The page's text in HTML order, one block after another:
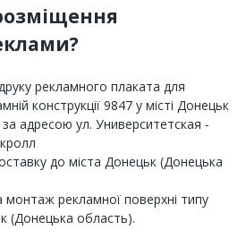
рекламного плаката для
конструкції 9847 у місті Донецьк
адресою ул. Университетская -
до міста Донецьк (Донецька
рекламної поверхні типу
(Донецька область).